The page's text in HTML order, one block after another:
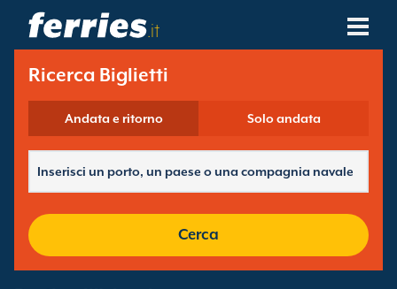
.it
Compagnie Navali
Destinazioni Traghetti
Rotte Traghetti
Gestione Prenotazioni
Ricerca Biglietti
Andata e ritorno Solo andata
Cerca